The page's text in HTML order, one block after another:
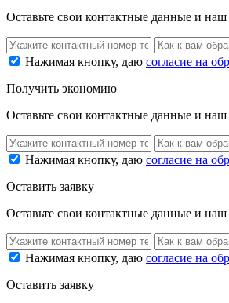
Оставьте свои контактные данные и наш
Нажимая кнопку, даю согласие на
Получить экономию
Оставьте свои контактные данные и наш
Нажимая кнопку, даю согласие на
Оставить заявку
Оставьте свои контактные данные и наш
Нажимая кнопку, даю согласие на
Оставить заявку